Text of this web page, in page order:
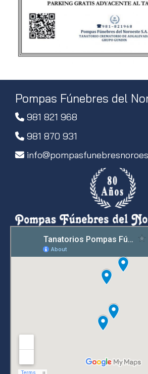
Pompas Fúnebres del
981 821 968
981 870 931
info